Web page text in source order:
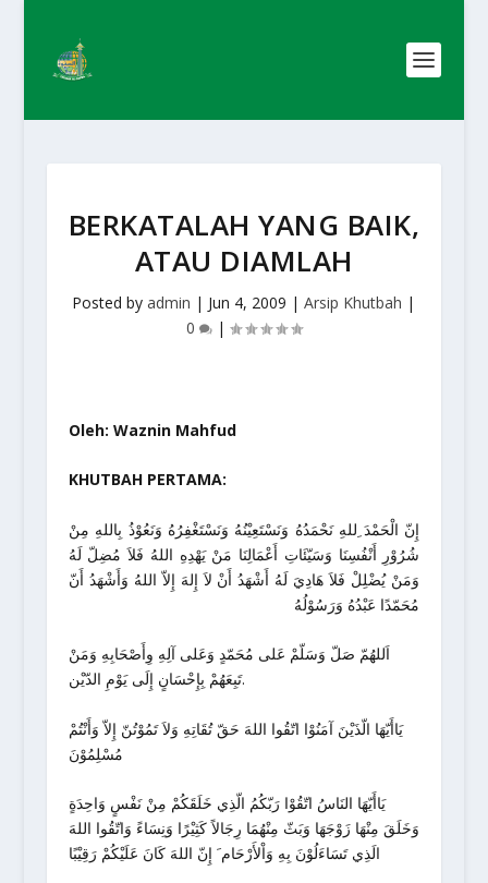
BERKATALAH YANG BAIK,
ATAU DIAMLAH
Posted byadmin | Jun 4, 2009 |Arsip Khutbah |
0
|
Oleh: Waznin Mahfud
KHUTBAH PERTAMA:
إِنّ الْحَمْدَ ِللهِ نَحْمَدُهُ وَنَسْتَعِيْنُهُ وَنَسْتَغْفِرُهُ وَنَعُوْذُ بِاللهِ مِنْ
شُرُوْرِ أَنْفُسِنَا وَسَيّئَاتِ أَعْمَالِنَا مَنْ يَهْدِهِ اللهُ فَلاَ مُضِلّ لَهُ
وَمَنْ يُضْلِلْ فَلاَ هَادِيَ لَهُ أَشْهَدُ أَنْ لاَ إِلهَ إِلاّ اللهُ وَأَشْهَدُ أَنّ
مُحَمّدًا عَبْدُهُ وَرَسُوْلُهُ
اَللهُمّ صَلّ وَسَلّمْ عَلى مُحَمّدٍ وَعَلى آلِهِ وِأَصْحَابِهِ وَمَنْ
تَبِعَهُمْ بِإِحْسَانٍ إِلَى يَوْمِ الدّيْن.
يَاأَيّهَا الّذَيْنَ آمَنُوْا اتّقُوا اللهَ حَقّ تُقَاتِهِ وَلاَ تَمُوْتُنّ إِلاّ وَأَنْتُمْ
مُسْلِمُوْنَ
يَاأَيّهَا النَاسُ اتّقُوْا رَبّكُمُ الّذِي خَلَقَكُمْ مِنْ نَفْسٍ وَاحِدَةٍ
وَخَلَقَ مِنْهَا زَوْجَهَا وَبَثّ مِنْهُمَا رِجَالاً كَثِيْرًا وَنِسَاءً وَاتّقُوا اللهَ
الَذِي تَسَاءَلُوْنَ بِهِ وَاْلأَرْحَام َ إِنّ اللهَ كَانَ عَلَيْكُمْ رَقِيْبًا